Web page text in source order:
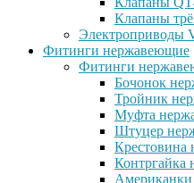
Клапаны
Электроприводы
Фитинги нержавеющие
Фитинги
Бочонок
Тройник
Муфта
Штуцер
Крестовина
Контргайка